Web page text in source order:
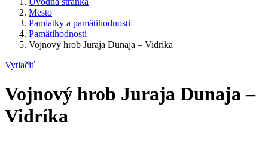
Mesto
Pamiatky a pamätihodnosti
Pamätihodnosti
Vojnový hrob Juraja Dunaja – Vidríka
Vytlačiť
Vojnový hrob Juraja Dunaja –
Vidríka